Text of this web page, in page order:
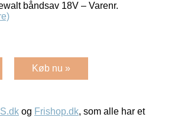
båndsav 18V – Varenr.
Køb nu »
og Frishop.dk, som alle har et